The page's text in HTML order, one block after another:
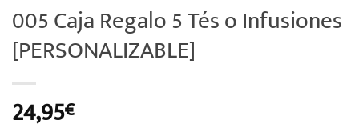
005 Caja Regalo 5 Tés o Infusiones
[PERSONALIZABLE]
24,95€